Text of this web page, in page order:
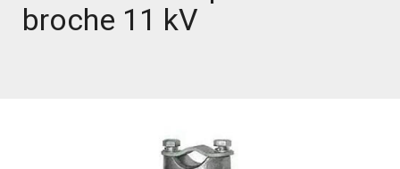
broche 11 kV